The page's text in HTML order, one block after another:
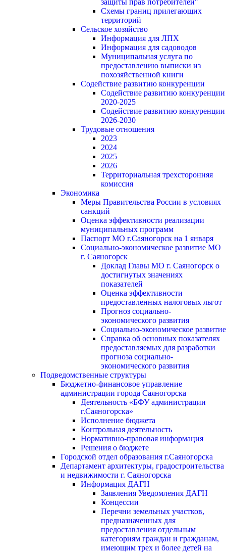
защиты прав потребителей"
Схемы границ прилегающих
территорий
Сельское хозяйство
Информация для ЛПХ
Информация для садоводов
Муниципальная услуга по
предоставлению выписки из
похозяйственной книги
Содействие развитию конкуренции
Содействие развитию конкуренции
2020-2025
Содействие развитию конкуренции
2026-2030
Трудовые отношения
2023
2024
2025
2026
Территориальная трехсторонняя
комиссия
Экономика
Меры Правительства России в условиях
санкций
Оценка эффективности реализации
муниципальных программ
Паспорт МО г.Саяногорск на 1 января
Социально-экономическое развитие МО
г. Саяногорск
Доклад Главы МО г. Саяногорск о
достигнутых значениях
показателей
Оценка эффективности
предоставленных налоговых льгот
Прогноз социально-
экономического развития
Социально-экономическое развитие
Справка об основных показателях
предоставляемых для разработки
прогноза социально-
экономического развития
Подведомственные структуры
Бюджетно-финансовое управление
администрации города Саяногорска
Деятельность «БФУ администрации
г.Саяногорска»
Исполнение бюджета
Контрольная деятельность
Нормативно-правовая информация
Решения о бюджете
Городской отдел образования г.Саяногорска
Департамент архитектуры, градостроительства
и недвижимости г. Саяногорска
Информация ДАГН
Заявления Уведомления ДАГН
Концессии
Перечни земельных участков,
предназначенных для
предоставления отдельным
категориям граждан и гражданам,
имеющим трех и более детей на